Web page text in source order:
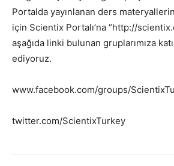
Portalda yayınlanan ders
için Scientix Portalı’na “http://
aşağıda linki bulunan gruplarımıza
ediyoruz.
www.facebook.com/groups/
twitter.com/ScientixTurkey